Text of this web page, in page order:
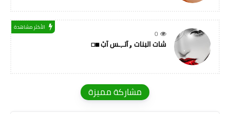
0
الأكثر مشاهدة
شات البنات ۅآتـ,ـس آبْ ◼◻
مشاركة مميزة